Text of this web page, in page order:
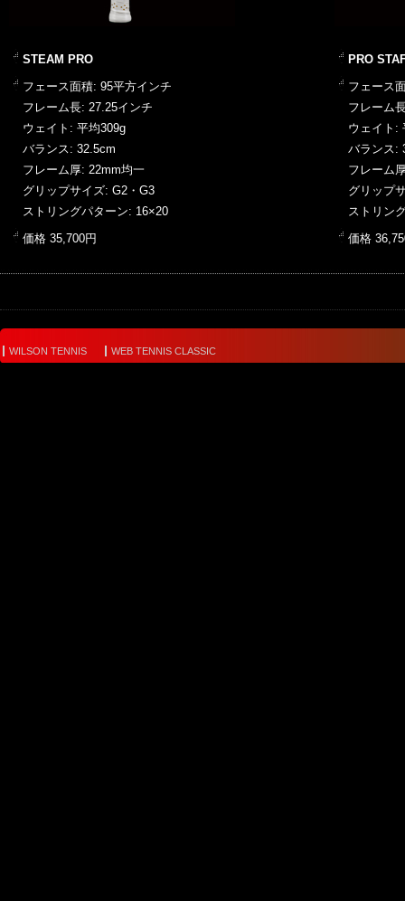
STEAM PRO
フェース面積: 95平方インチ
フレーム長: 27.25インチ
ウェイト: 平均309g
バランス: 32.5cm
フレーム厚: 22mm均一
グリップサイズ: G2・G3
ストリングパターン: 16×20
価格 35,700円
PRO
フェース
フレーム
ウェイト:
バランス:
フレーム
グリップ
ストリン
価格
WILSON TENNIS WEB TENNIS CLASSIC